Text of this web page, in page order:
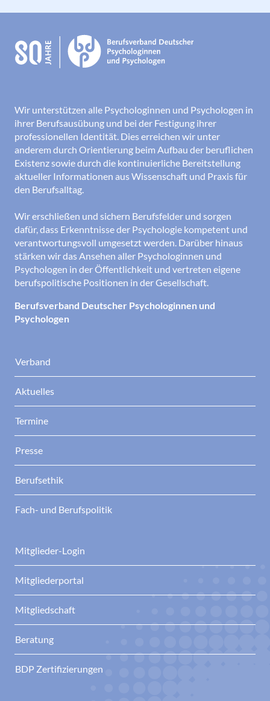
Wir unterstützen alle Psychologinnen und Psychologen in
ihrer Berufsausübung und bei der Festigung ihrer
professionellen Identität. Dies erreichen wir unter
anderem durch Orientierung beim Aufbau der beruflichen
Existenz sowie durch die kontinuierliche Bereitstellung
aktueller Informationen aus Wissenschaft und Praxis für
den Berufsalltag.
Wir erschließen und sichern Berufsfelder und sorgen
dafür, dass Erkenntnisse der Psychologie kompetent und
verantwortungsvoll umgesetzt werden. Darüber hinaus
stärken wir das Ansehen aller Psychologinnen und
Psychologen in der Öffentlichkeit und vertreten eigene
berufspolitische Positionen in der Gesellschaft.
Berufsverband Deutscher Psychologinnen und
Psychologen
Verband
Aktuelles
Termine
Presse
Berufsethik
Fach- und Berufspolitik
Mitglieder-Login
Mitgliederportal
Mitgliedschaft
Beratung
BDP Zertifizierungen